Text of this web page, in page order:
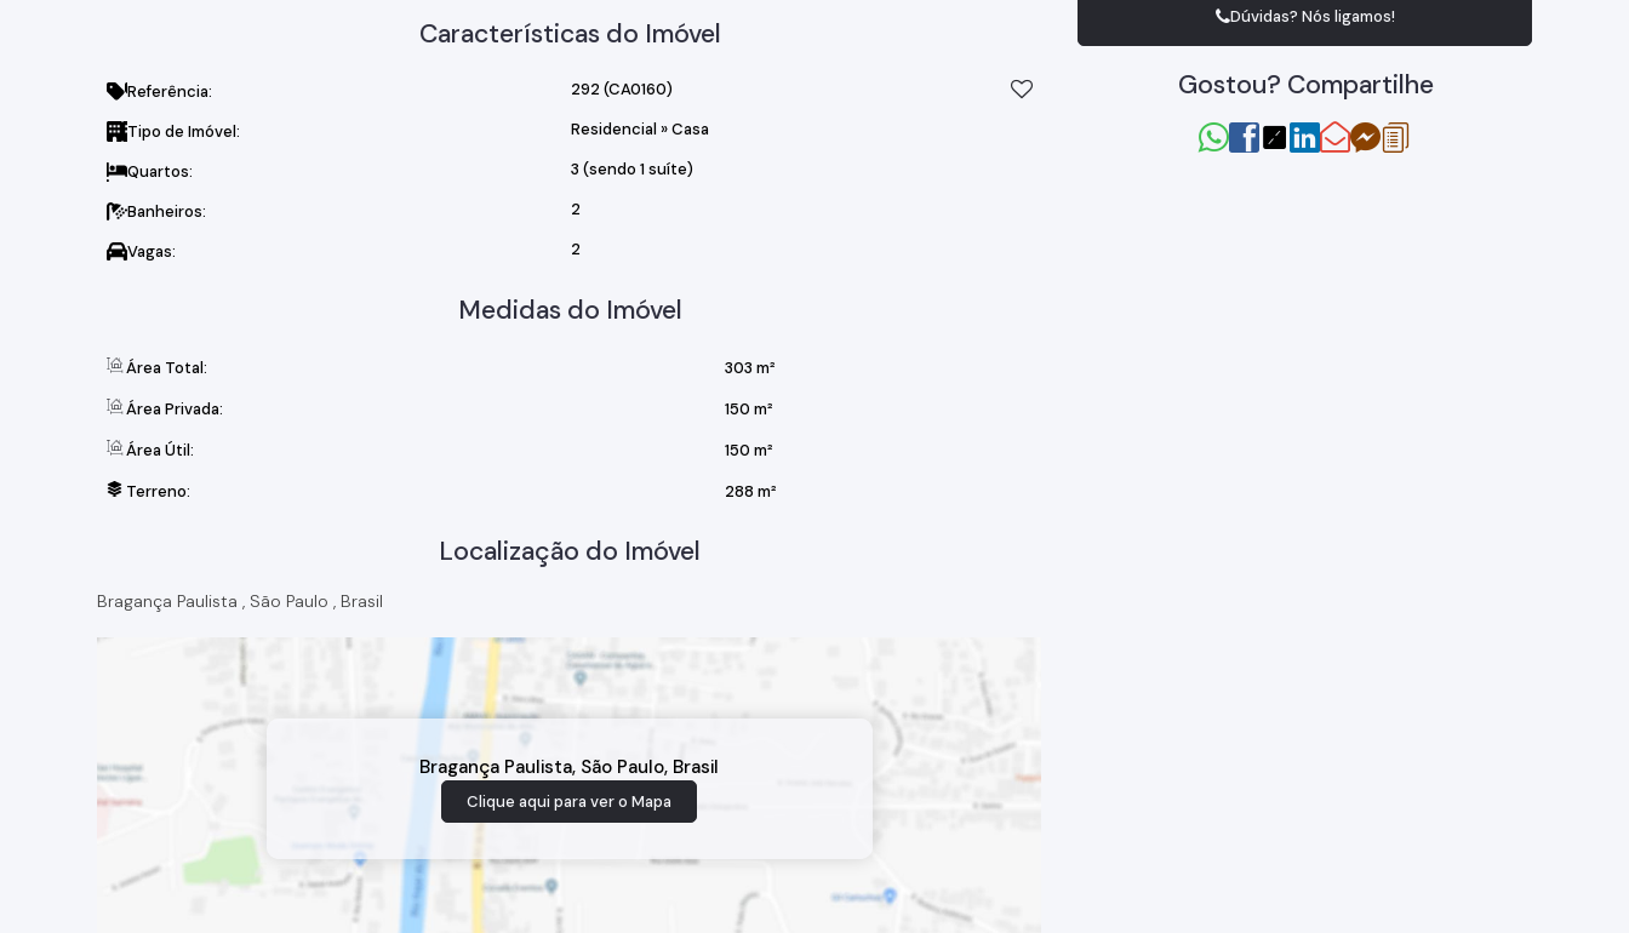
Características do Imóvel
Referência: 292 (CA0160)
Tipo de Imóvel: Residencial »Casa
Quartos: 3 (sendo 1 suíte)
Banheiros: 2
Vagas: 2
Medidas do Imóvel
Área Total:
303 m²
Área Privada:
150 m²
Área Útil:
150 m²
Terreno:
288 m²
Localização do Imóvel
Bragança Paulista , São Paulo , Brasil
Bragança Paulista, São Paulo, Brasil
Clique aqui para ver o Mapa
Dúvidas? Nós ligamos!
Gostou? Compartilhe